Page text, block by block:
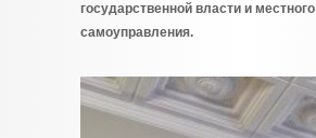
государственной власти и местного
самоуправления.